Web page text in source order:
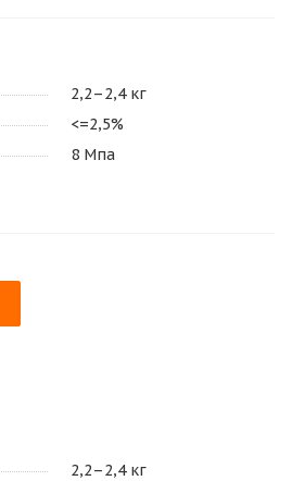
2,2–2,4 кг
<=2,5%
8 Мпа
2,2–2,4 кг